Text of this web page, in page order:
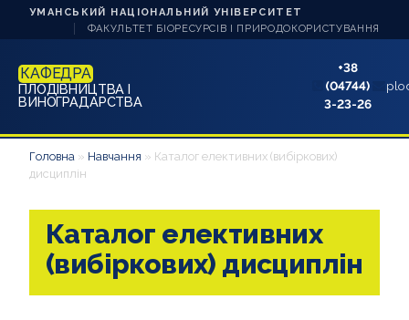
УМАНСЬКИЙ НАЦІОНАЛЬНИЙ УНІВЕРСИТЕТ
ФАКУЛЬТЕТ БІОРЕСУРСІВ І ПРИРОДОКОРИСТУВАННЯ
КАФЕДРА
ПЛОДІВНИЦТВА І
ВИНОГРАДАРСТВА
+38
(04744)
3-23-26
ПРО КАФЕДРУ
НАВЧАННЯ
АБІТУРІЄНТУ
Головна » Навчання » Каталог елективних (вибіркових)
дисциплін
Каталог елективних
(вибіркових) дисциплін